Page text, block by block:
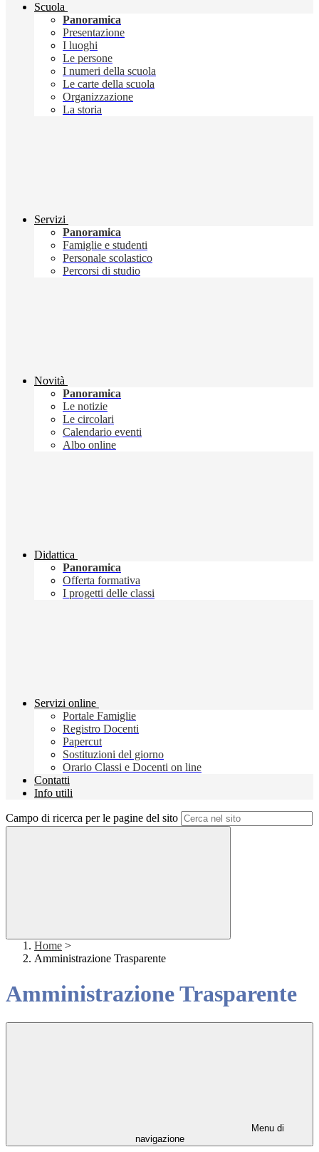
Scuola
Panoramica
Presentazione
I luoghi
Le persone
I numeri della scuola
Le carte della scuola
Organizzazione
La storia
Servizi
Panoramica
Famiglie e studenti
Personale scolastico
Percorsi di studio
Novità
Panoramica
Le notizie
Le circolari
Calendario eventi
Albo online
Didattica
Panoramica
Offerta formativa
I progetti delle classi
Servizi online
Portale Famiglie
Registro Docenti
Papercut
Sostituzioni del giorno
Orario Classi e Docenti on line
Contatti
Info utili
Campo di ricerca per le pagine del sito
Home >
Amministrazione Trasparente
Amministrazione Trasparente
Menu di
navigazione